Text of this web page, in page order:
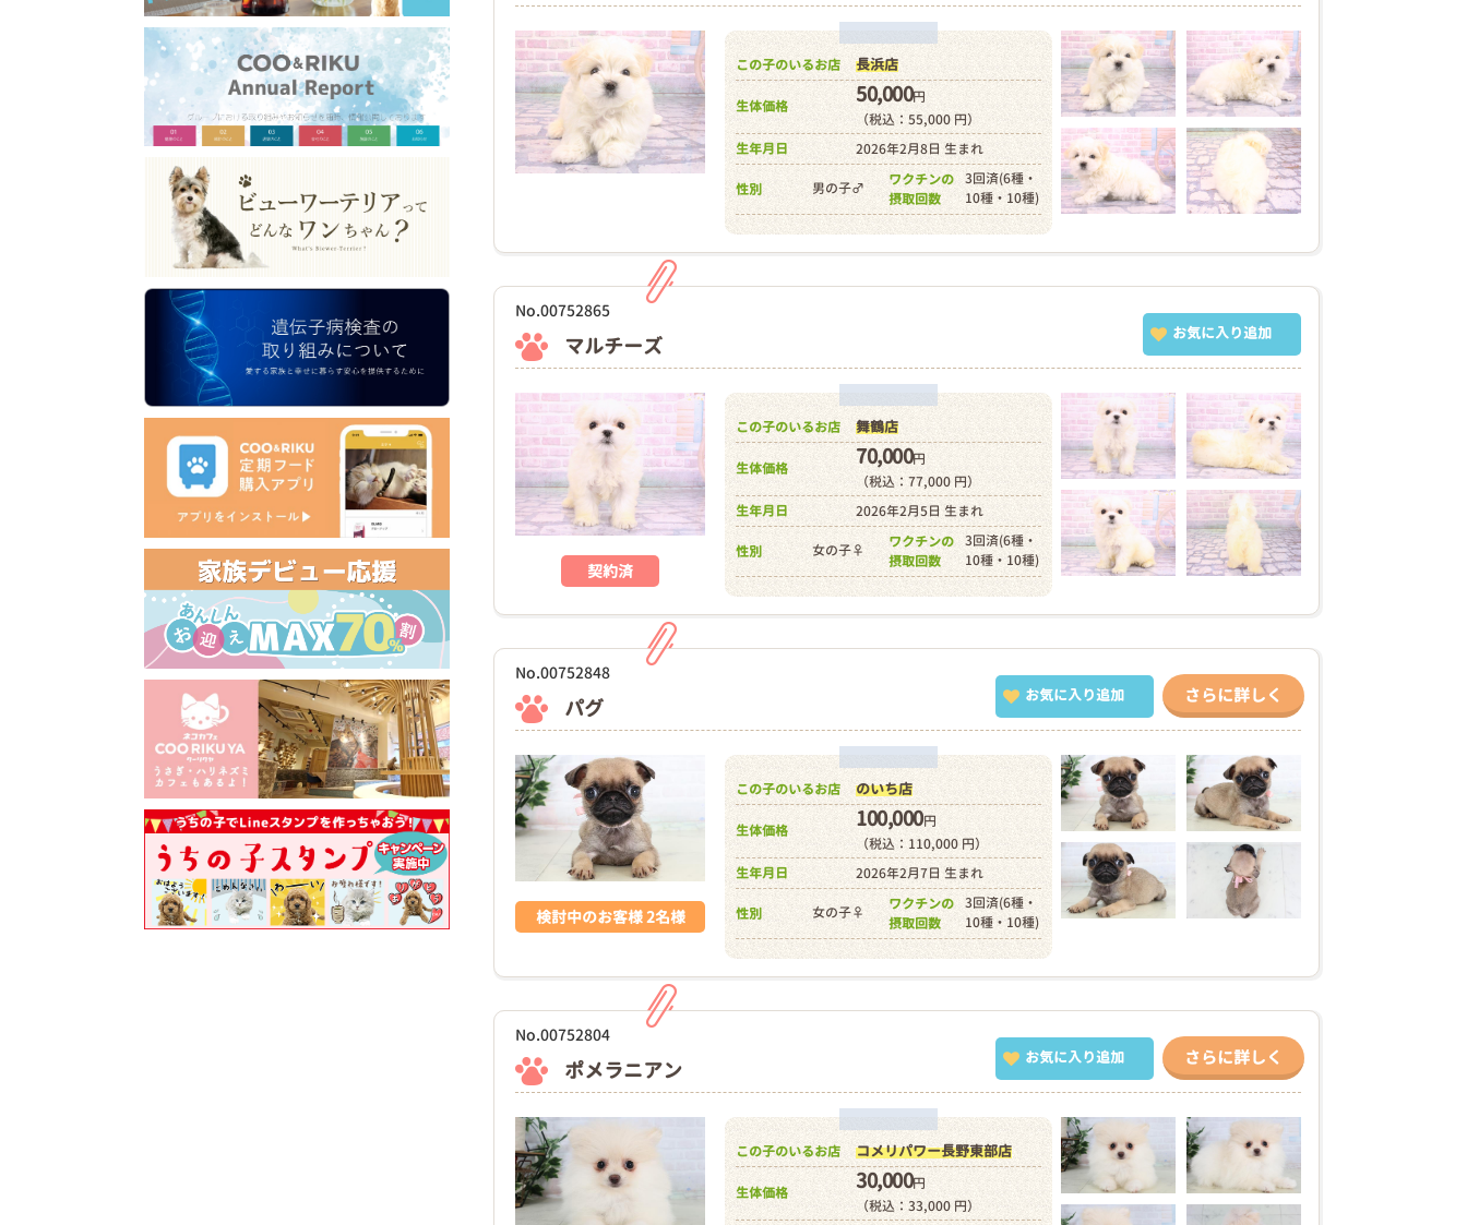
この子のいるお店 長浜店
生体価格 50,000円
（税込：55,000 円）
生年月日
2026年2月8日 生まれ
性別 男の子♂
ワクチンの
摂取回数
3回済(6種・
10種・10種)
No.00752865
マルチーズ お気に入り追加
契約済
この子のいるお店 舞鶴店
生体価格 70,000円
（税込：77,000 円）
生年月日
2026年2月5日 生まれ
性別 女の子♀
ワクチンの
摂取回数
3回済(6種・
10種・10種)
No.00752848
パグ お気に入り追加
検討中のお客様 2名様
この子のいるお店 のいち店
生体価格 100,000円
（税込：110,000 円）
生年月日
2026年2月7日 生まれ
性別 女の子♀
ワクチンの
摂取回数
3回済(6種・
10種・10種)
さらに詳しく
No.00752804
ポメラニアン お気に入り追加
この子のいるお店 コメリパワー長野東部店
生体価格 30,000円
（税込：33,000 円）
さらに詳しく